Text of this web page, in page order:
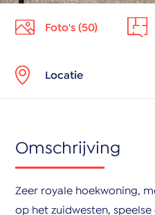
Foto's (50)
Locatie
Omschrijving
Zeer royale hoekwoning,
op het zuidwesten,